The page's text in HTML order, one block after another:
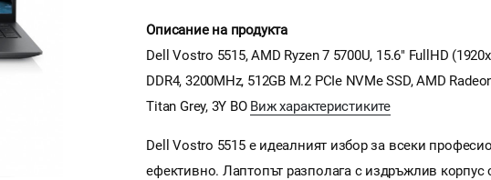
Описание на продукта
Dell Vostro 5515, AMD Ryzen 7 5700U, 15.6" FullHD
DDR4, 3200MHz, 512GB M.2 PCIe NVMe SSD, AMD
Titan Grey, 3Y BO Виж характеристиките
Dell Vostro 5515 е идеалният избор за всеки
ефективно. Лаптопът разполага с издръжлив корпус